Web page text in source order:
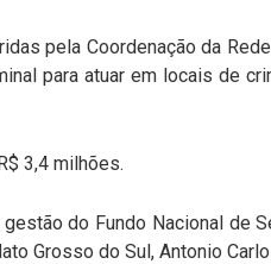
pela Coordenação da
para atuar em locais de
3,4 milhões.
do Fundo Nacional de
Grosso do Sul, Antonio